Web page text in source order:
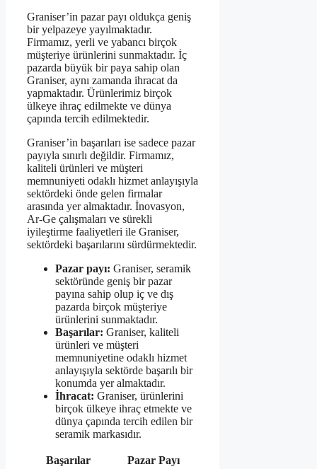
Graniser’in pazar payı oldukça geniş
bir yelpazeye yayılmaktadır.
Firmamız, yerli ve yabancı birçok
müşteriye ürünlerini sunmaktadır. İç
pazarda büyük bir paya sahip olan
Graniser, aynı zamanda ihracat da
yapmaktadır. Ürünlerimiz birçok
ülkeye ihraç edilmekte ve dünya
çapında tercih edilmektedir.
Graniser’in başarıları ise sadece pazar
payıyla sınırlı değildir. Firmamız,
kaliteli ürünleri ve müşteri
memnuniyeti odaklı hizmet anlayışıyla
sektördeki önde gelen firmalar
arasında yer almaktadır. İnovasyon,
Ar-Ge çalışmaları ve sürekli
iyileştirme faaliyetleri ile Graniser,
sektördeki başarılarını sürdürmektedir.
Pazar payı: Graniser, seramik
sektöründe geniş bir pazar
payına sahip olup iç ve dış
pazarda birçok müşteriye
ürünlerini sunmaktadır.
Başarılar: Graniser, kaliteli
ürünleri ve müşteri
memnuniyetine odaklı hizmet
anlayışıyla sektörde başarılı bir
konumda yer almaktadır.
İhracat: Graniser, ürünlerini
birçok ülkeye ihraç etmekte ve
dünya çapında tercih edilen bir
seramik markasıdır.
Başarılar
Pazar Payı